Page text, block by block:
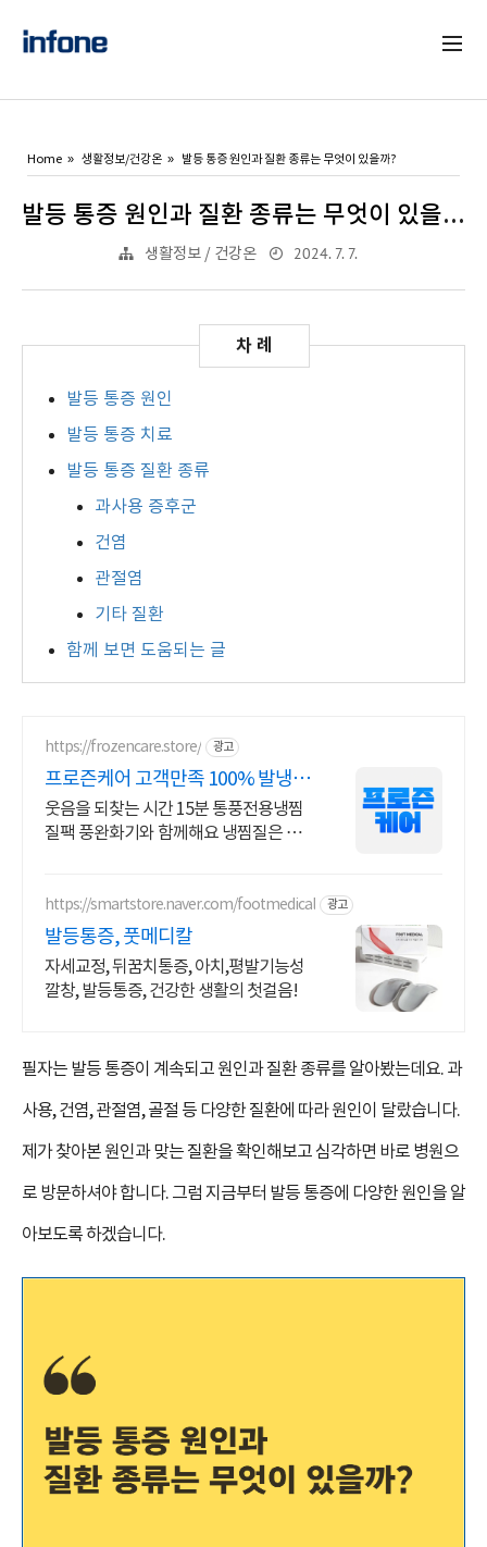
Home 생활정보/건강온 발등 통증 원인과 질환 종류는 무엇이 있을까?
발등 통증 원인과 질환 종류는 무엇이 있을까?
생활정보 / 건강온 2024. 7. 7.
발등 통증 원인
발등 통증 치료
발등 통증 질환 종류
과사용 증후군
건염
관절염
기타 질환
함께 보면 도움되는 글
https://frozencare.store/ 광고
프로즌케어 고객만족 100% 발냉찜
질기
웃음을 되찾는 시간 15분 통풍전용냉찜
질팩 풍완화기와 함께해요 냉찜질은 붓
https://smartstore.naver.com/footmedical 광고
발등통증, 풋메디칼
자세교정, 뒤꿈치통증, 아치,평발기능성
깔창, 발등통증, 건강한 생활의 첫걸음!
필자는 발등 통증이 계속되고 원인과 질환 종류를 알아봤는데요. 과
사용, 건염, 관절염, 골절 등 다양한 질환에 따라 원인이 달랐습니다.
제가 찾아본 원인과 맞는 질환을 확인해보고 심각하면 바로 병원으
로 방문하셔야 합니다. 그럼 지금부터 발등 통증에 다양한 원인을 알
아보도록 하겠습니다.